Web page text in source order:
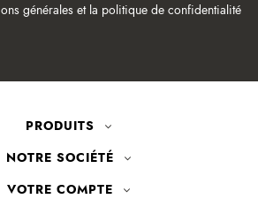
générales et la politique de confidentialité
PRODUITS
NOTRE SOCIÉTÉ
VOTRE COMPTE